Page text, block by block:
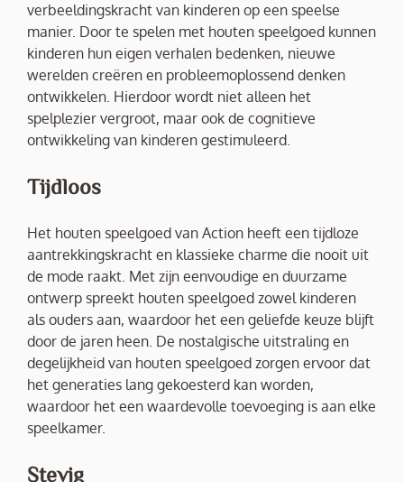
verbeeldingskracht van kinderen op een speelse
manier. Door te spelen met houten speelgoed kunnen
kinderen hun eigen verhalen bedenken, nieuwe
werelden creëren en probleemoplossend denken
ontwikkelen. Hierdoor wordt niet alleen het
spelplezier vergroot, maar ook de cognitieve
ontwikkeling van kinderen gestimuleerd.
Tijdloos
Het houten speelgoed van Action heeft een tijdloze
aantrekkingskracht en klassieke charme die nooit uit
de mode raakt. Met zijn eenvoudige en duurzame
ontwerp spreekt houten speelgoed zowel kinderen
als ouders aan, waardoor het een geliefde keuze blijft
door de jaren heen. De nostalgische uitstraling en
degelijkheid van houten speelgoed zorgen ervoor dat
het generaties lang gekoesterd kan worden,
waardoor het een waardevolle toevoeging is aan elke
speelkamer.
Stevig